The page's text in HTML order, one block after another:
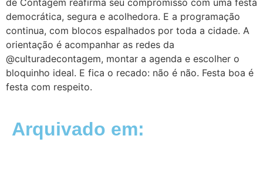
democrática, segura e acolhedora. E a programação
continua, com blocos espalhados por toda a cidade. A
orientação é acompanhar as redes da
@culturadecontagem, montar a agenda e escolher o
bloquinho ideal. E fica o recado: não é não. Festa boa é
festa com respeito.
Arquivado em: